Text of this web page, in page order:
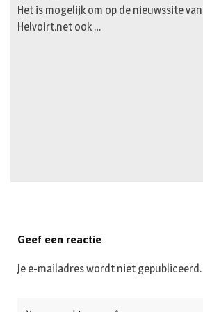
Het is mogelijk om op de nieuwssite van
Helvoirt.net ook …
Geef een reactie
Je e-mailadres wordt niet gepubliceerd.